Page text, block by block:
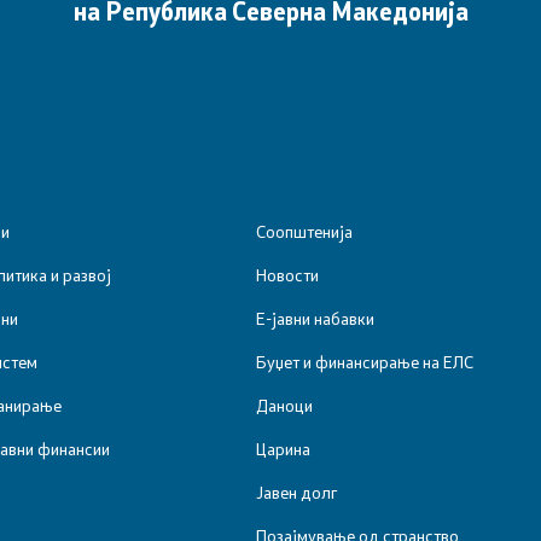
на Република Северна Македонија
и развој
финансии
Соопштенија
Новости
Е-јавни набавки
Буџет и финансирање на ЕЛС
Даноци
Царина
Јавен долг
Позајмување од странство